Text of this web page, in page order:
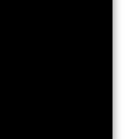
в Дубно
в Дунаевцах
в Жашкове
в Жёлтых водах
в Жидачове
в Житомире
в Жмеринке